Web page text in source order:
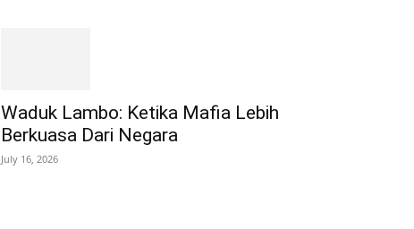
Waduk Lambo: Ketika Mafia Lebih
Berkuasa Dari Negara
July 16, 2026